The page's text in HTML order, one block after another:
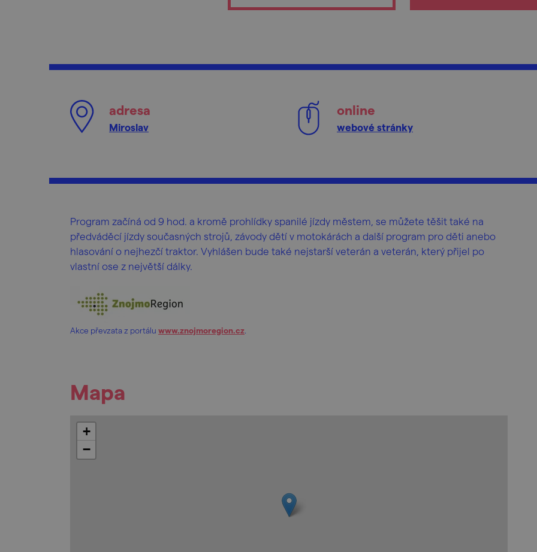
adresa
Miroslav
online
webové stránky
Program začíná od 9 hod. a kromě prohlídky spanilé jízdy městem, se můžete těšit také na
předváděcí jízdy současných strojů, závody dětí v motokárách a další program pro děti anebo
hlasování o nejhezčí traktor. Vyhlášen bude také nejstarší veterán a veterán, který přijel po
vlastní ose z největší dálky.
Akce převzata z portálu www.znojmoregion.cz
Mapa
+
−